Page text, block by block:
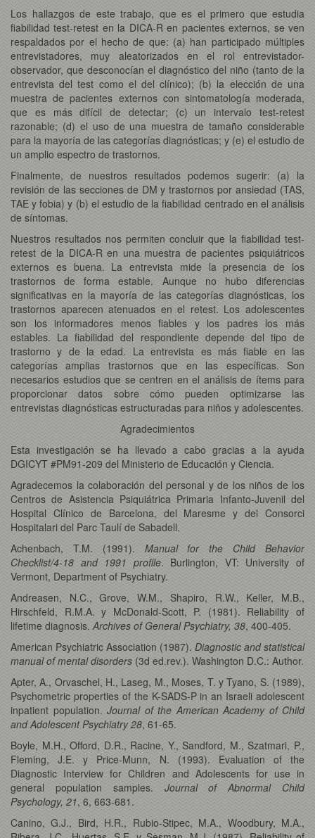
Los hallazgos de este trabajo, que es el primero que estudia
fiabilidad test-retest en la DICA-R en pacientes externos, se ven
respaldados por el hecho de que: (a) han participado múltiples
entrevistadores, muy aleatorizados en el rol entrevistador-
observador, que desconocían el diagnóstico del niño (tanto de la
entrevista del test como el del clínico); (b) la elección de una
muestra de pacientes externos con sintomatología moderada,
que es más difícil de detectar; (c) un intervalo test-retest
razonable; (d) el uso de una muestra de tamaño considerable
para la mayoría de las categorías diagnósticas; y (e) el estudio de
un amplio espectro de trastornos.
Finalmente, de nuestros resultados podemos sugerir: (a) la
revisión de las secciones de DM y trastornos por ansiedad (TAS,
TAE y fobia) y (b) el estudio de la fiabilidad centrado en el análisis
de síntomas.
Nuestros resultados nos permiten concluir que la fiabilidad test-
retest de la DICA-R en una muestra de pacientes psiquiátricos
externos es buena. La entrevista mide la presencia de los
trastornos de forma estable. Aunque no hubo diferencias
significativas en la mayoría de las categorías diagnósticas, los
trastornos aparecen atenuados en el retest. Los adolescentes
son los informadores menos fiables y los padres los más
estables. La fiabilidad del respondiente depende del tipo de
trastorno y de la edad. La entrevista es más fiable en las
categorías amplias trastornos que en las específicas. Son
necesarios estudios que se centren en el análisis de ítems para
proporcionar datos sobre cómo pueden optimizarse las
entrevistas diagnósticas estructuradas para niños y adolescentes.
Agradecimientos
Esta investigación se ha llevado a cabo gracias a la ayuda
DGICYT #PM91-209 del Ministerio de Educación y Ciencia.
Agradecemos la colaboración del personal y de los niños de los
Centros de Asistencia Psiquiátrica Primaria Infanto-Juvenil del
Hospital Clínico de Barcelona, del Maresme y del Consorci
Hospitalari del Parc Taulí de Sabadell.
Achenbach, T.M. (1991). Manual for the Child Behavior
Checklist/4-18 and 1991 profile. Burlington, VT: University of
Vermont, Department of Psychiatry.
Andreasen, N.C., Grove, W.M., Shapiro, R.W., Keller, M.B.,
Hirschfeld, R.M.A. y McDonald-Scott, P. (1981). Reliability of
lifetime diagnosis. Archives of General Psychiatry, 38, 400-405.
American Psychiatric Association (1987). Diagnostic and statistical
manual of mental disorders (3d ed.rev.). Washington D.C.: Author.
Apter, A., Orvaschel, H., Laseg, M., Moses, T. y Tyano, S. (1989),
Psychometric properties of the K-SADS-P in an Israeli adolescent
inpatient population. Journal of the American Academy of Child
and Adolescent Psychiatry 28, 61-65.
Boyle, M.H., Offord, D.R., Racine, Y., Sandford, M., Szatmari, P.,
Fleming, J.E. y Price-Munn, N. (1993). Evaluation of the
Diagnostic Interview for Children and Adolescents for use in
general population samples. Journal of Abnormal Child
Psychology, 21, 6, 663-681.
Canino, G.J., Bird, H.R., Rubio-Stipec, M.A., Woodbury, M.A.,